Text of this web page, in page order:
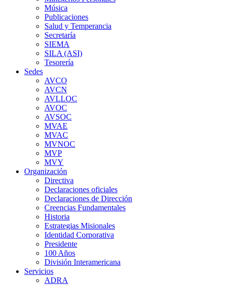
Música
Publicaciones
Salud y Temperancia
Secretaría
SIEMA
SILA (ASI)
Tesorería
Sedes
AVCO
AVCN
AVLLOC
AVOC
AVSOC
MVAE
MVAC
MVNOC
MVP
MVY
Organización
Directiva
Declaraciones oficiales
Declaraciones de Dirección
Creencias Fundamentales
Historia
Estrategias Misionales
Identidad Corporativa
Presidente
100 Años
División Interamericana
Servicios
ADRA